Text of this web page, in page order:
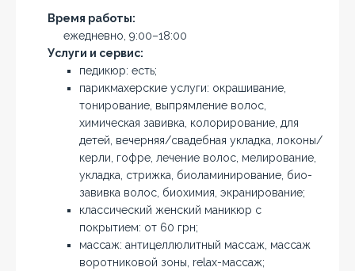
Время работы:
ежедневно, 9:00–18:00
Услуги и сервис:
педикюр: есть;
парикмахерские услуги: окрашивание,
тонирование, выпрямление волос,
химическая завивка, колорирование, для
детей, вечерняя/свадебная укладка, локоны/
керли, гофре, лечение волос, мелирование,
укладка, стрижка, биоламинирование, био-
завивка волос, биохимия, экранирование;
классический женский маникюр с
покрытием: от 60 грн;
массаж: антицеллюлитный массаж, массаж
воротниковой зоны, relax-массаж;